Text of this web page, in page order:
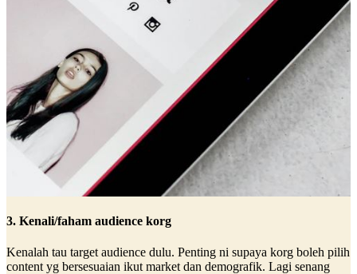
3. Kenali/faham audience korg
Kenalah tau target audience dulu. Penting ni supaya korg boleh pilih
content yg bersesuaian ikut market dan demografik. Lagi senang